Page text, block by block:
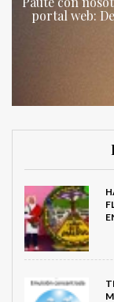
portal web: